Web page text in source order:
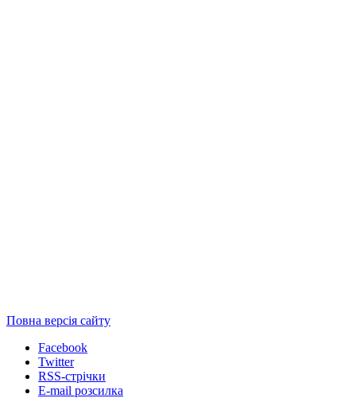
Повна версія сайту
Facebook
Twitter
RSS-стрічки
E-mail розсилка